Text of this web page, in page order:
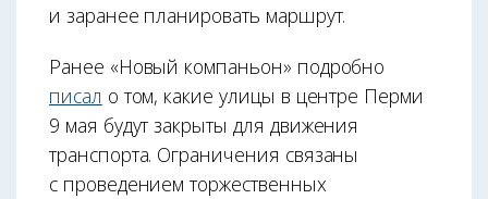
и заранее планировать маршрут.
Ранее «Новый компаньон» подробно
писал о том, какие улицы в центре Перми
9 мая будут закрыты для движения
транспорта. Ограничения связаны
с проведением торжественных